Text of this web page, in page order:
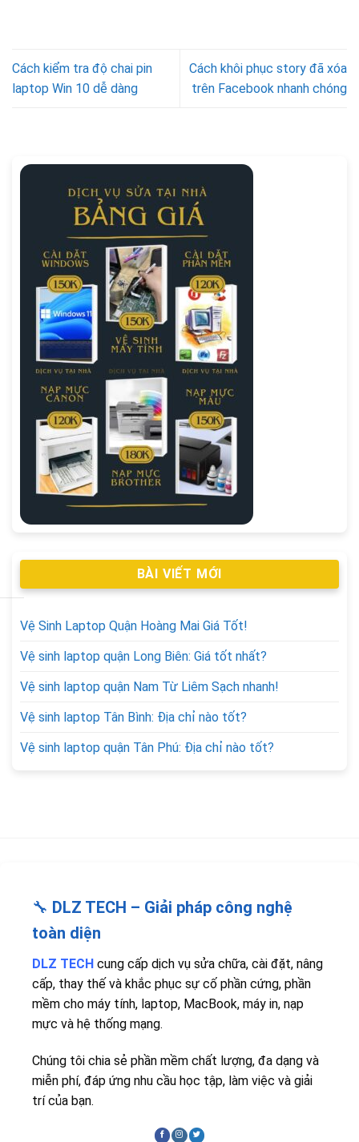
Cách kiểm tra độ chai pin
laptop Win 10 dễ dàng
Cách khôi phục story đã xóa
trên Facebook nhanh chóng
BÀI VIẾT MỚI
Vệ Sinh Laptop Quận Hoàng Mai Giá Tốt!
Vệ sinh laptop quận Long Biên: Giá tốt nhất?
Vệ sinh laptop quận Nam Từ Liêm Sạch nhanh!
Vệ sinh laptop Tân Bình: Địa chỉ nào tốt?
Vệ sinh laptop quận Tân Phú: Địa chỉ nào tốt?
🔧 DLZ TECH – Giải pháp công nghệ
toàn diện
DLZ TECH cung cấp dịch vụ sửa chữa, cài đặt, nâng
cấp, thay thế và khắc phục sự cố phần cứng, phần
mềm cho máy tính, laptop, MacBook, máy in, nạp
mực và hệ thống mạng.
Chúng tôi chia sẻ phần mềm chất lượng, đa dạng và
miễn phí, đáp ứng nhu cầu học tập, làm việc và giải
trí của bạn.